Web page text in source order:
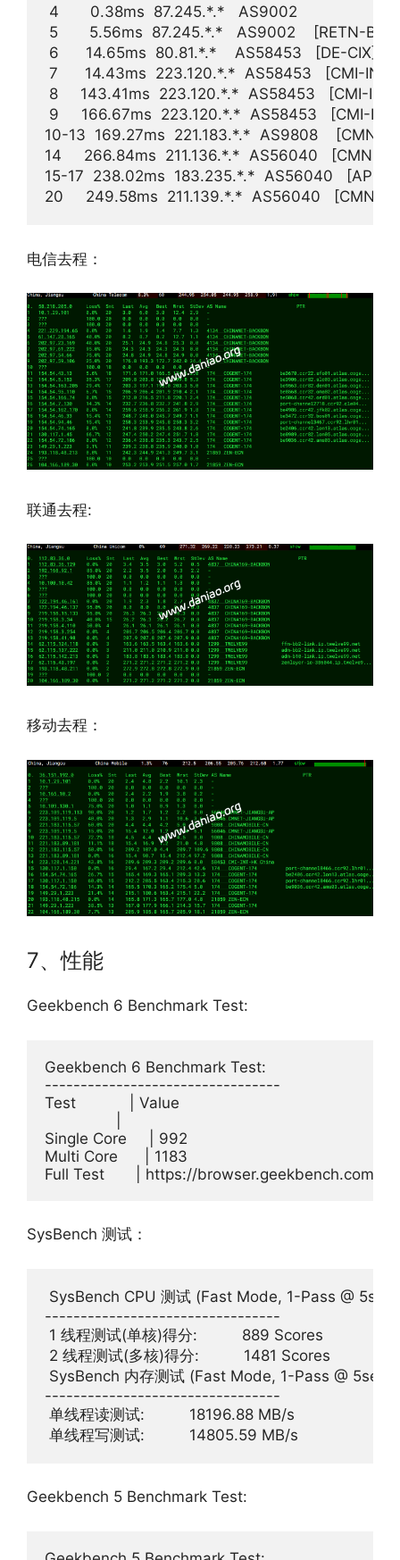
4       0.38ms  87.245.*.*   AS9002
5       5.56ms  87.245.*.*   AS9002    [RETN-
6      14.65ms  80.81.*.*    AS58453   [DE-CIX]
7      14.43ms  223.120.*.*  AS58453   [CMI-
8     143.41ms  223.120.*.*  AS58453   [CMI-
9     166.67ms  223.120.*.*  AS58453   [CMI-
10-13  169.27ms  221.183.*.*  AS9808
14     266.84ms  211.136.*.*  AS56040
15-17  238.02ms  183.235.*.*  AS56040
电信去程：
联通去程:
移动去程：
7、性能
Geekbench 6 Benchmark Test:
Geekbench 6 Benchmark Test:
---------------------------------
Test            | Value
Single Core     | 992
Multi Core      | 1183
SysBench 测试：
SysBench CPU 测试 (Fast Mode, 1-Pass @ 5sec)
---------------------------------
1 线程测试(单核)得分:          889 Scores
2 线程测试(多核)得分:          1481 Scores
SysBench 内存测试 (Fast Mode, 1-Pass @ 5sec)
---------------------------------
单线程读测试:          18196.88 MB/s
Geekbench 5 Benchmark Test: